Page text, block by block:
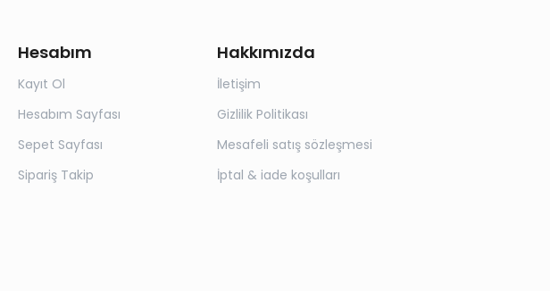
Hesabım
Kayıt Ol
Hesabım Sayfası
Sepet Sayfası
Sipariş Takip
Hakkımızda
İletişim
Gizlilik Politikası
Mesafeli satış sözleşmesi
İptal & iade koşulları